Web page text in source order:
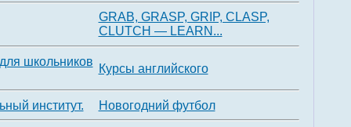
GRAB, GRASP, GRIP, CLASP,
CLUTCH — LEARN...
школьников
Курсы английского
институт. Новогодний футбол